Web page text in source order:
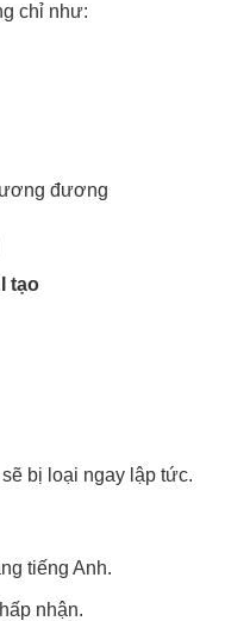
chỉ như:
đương
tạo
bị loại ngay lập tức.
tiếng Anh.
nhận.